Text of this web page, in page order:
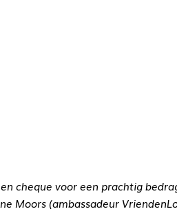
cheque voor een prachtig
Moors (ambassadeur